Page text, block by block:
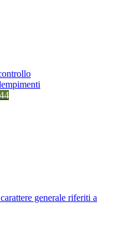
generale riferiti a